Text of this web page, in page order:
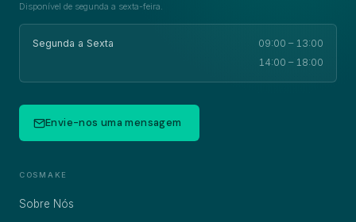
Disponível de segunda a sexta-feira.
Segunda a Sexta
09:00 – 13:00
14:00 – 18:00
Envie-nos uma mensagem
COSMAKE
Sobre Nós